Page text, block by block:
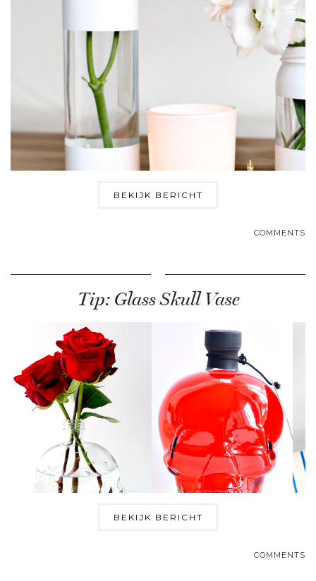
BEKIJK BERICHT
COMMENTS
Tip: Glass Skull Vase
BEKIJK BERICHT
COMMENTS